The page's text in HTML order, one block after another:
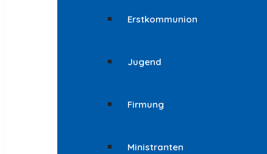
Erstkommunion
Jugend
Firmung
Ministranten